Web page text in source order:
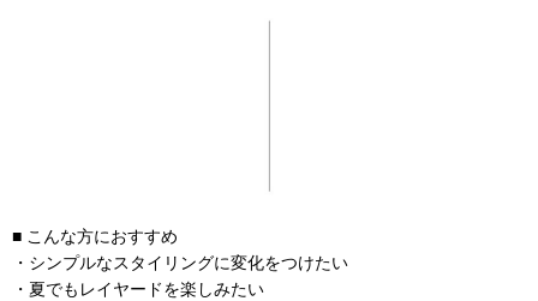
■ こんな方におすすめ
・シンプルなスタイリングに変化をつけたい
・夏でもレイヤードを楽しみたい